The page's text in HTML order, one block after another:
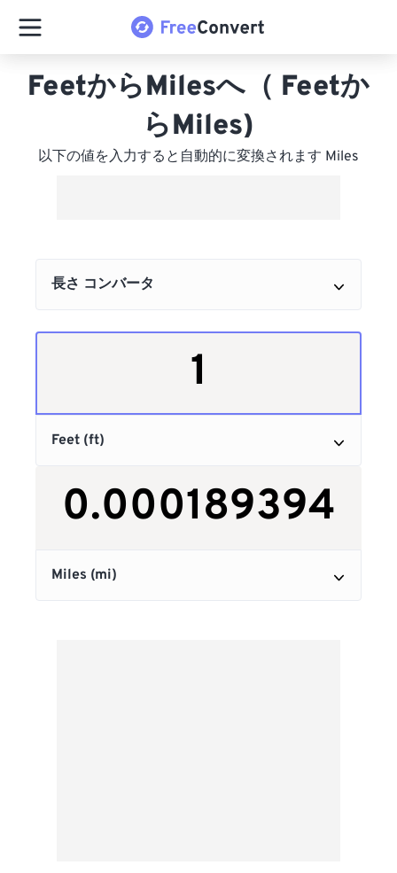
FeetからMilesへ（ Feetか
らMiles)
以下の値を入力すると自動的に変換されます Miles